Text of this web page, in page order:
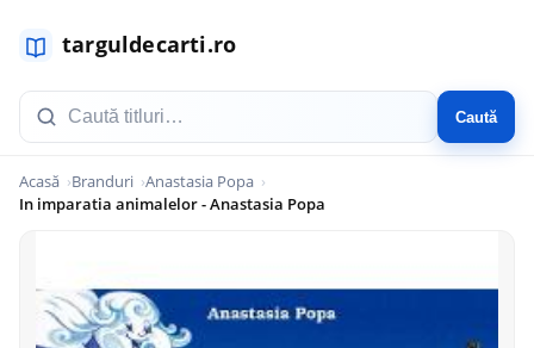
Caută
Acasă Branduri Anastasia Popa
In imparatia animalelor - Anastasia Popa